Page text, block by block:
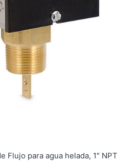
Flujo para agua helada, 1″ NPT